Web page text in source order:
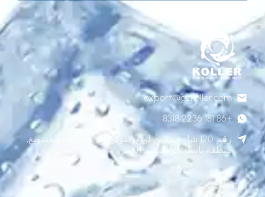
export@gzkoller.com
+86 181 2236 8318
رقم 120 شارع تشين لونغ, طريق ليي, مدينة دونغشونغ,
منطقة نانشا, قوانغتشو, الصين
منتجات